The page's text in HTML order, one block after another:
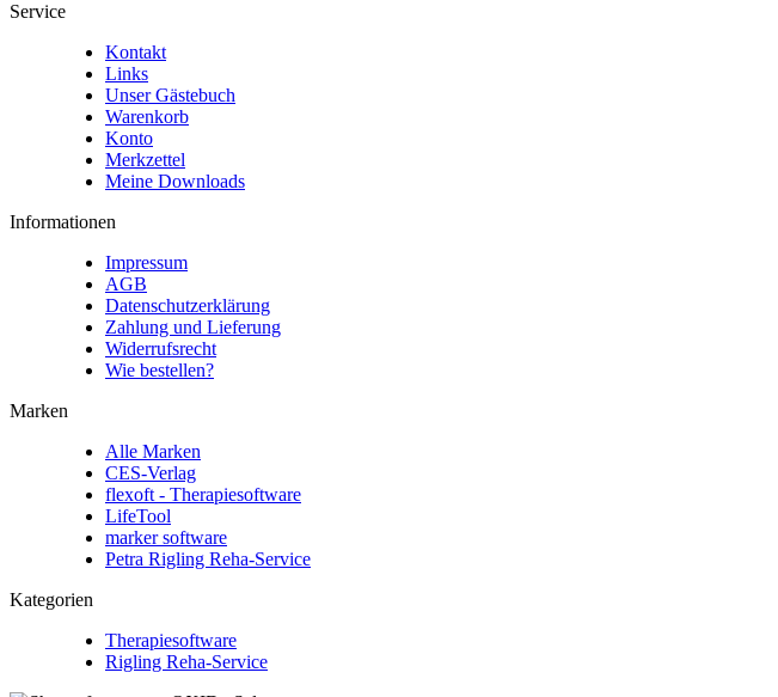
Service
Kontakt
Links
Unser Gästebuch
Warenkorb
Konto
Merkzettel
Meine Downloads
Informationen
Impressum
AGB
Datenschutzerklärung
Zahlung und Lieferung
Widerrufsrecht
Wie bestellen?
Marken
Alle Marken
CES-Verlag
flexoft - Therapiesoftware
LifeTool
marker software
Petra Rigling Reha-Service
Kategorien
Therapiesoftware
Rigling Reha-Service